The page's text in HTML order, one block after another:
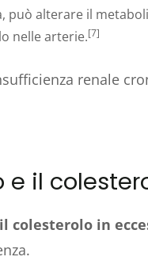
può alterare il
nelle arterie.[7]
renale
e il
colesterolo in